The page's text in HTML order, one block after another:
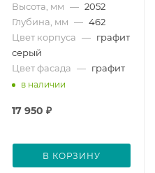
Высота, мм — 2052
Глубина, мм — 462
Цвет корпуса — графит
серый
Цвет фасада — графит
в наличии
17 950 ₽
В КОРЗИНУ